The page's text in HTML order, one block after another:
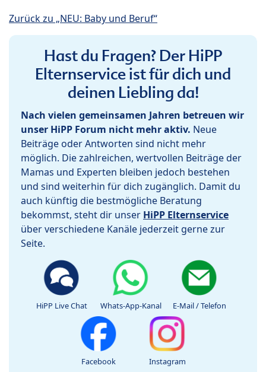
Zurück zu „NEU: Baby und Beruf“
Hast du Fragen? Der HiPP
Elternservice ist für dich und
deinen Liebling da!
Nach vielen gemeinsamen Jahren betreuen wir
unser HiPP Forum nicht mehr aktiv. Neue
Beiträge oder Antworten sind nicht mehr
möglich. Die zahlreichen, wertvollen Beiträge der
Mamas und Experten bleiben jedoch bestehen
und sind weiterhin für dich zugänglich. Damit du
auch künftig die bestmögliche Beratung
bekommst, steht dir unser HiPP Elternservice
über verschiedene Kanäle jederzeit gerne zur
Seite.
HiPP Live Chat Whats-App-Kanal E-Mail / Telefon
Facebook Instagram